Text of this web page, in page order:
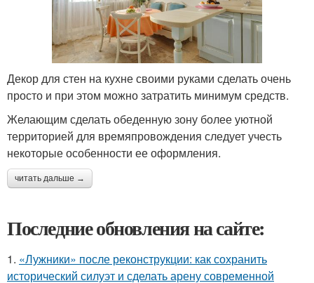
Декор для стен на кухне своими руками сделать очень
просто и при этом можно затратить минимум средств.
Желающим сделать обеденную зону более уютной
территорией для времяпровождения следует учесть
некоторые особенности ее оформления.
читать дальше →
Последние обновления на сайте:
1. «Лужники» после реконструкции: как сохранить
исторический силуэт и сделать арену современной